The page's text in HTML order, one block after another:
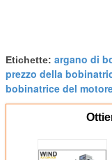
Etichette: argano di
prezzo della
bobinatrice del